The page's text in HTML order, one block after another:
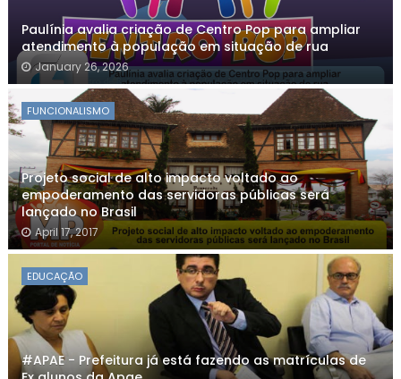
Paulínia avalia criação de Centro Pop para ampliar
atendimento à população em situação de rua
January 26, 2026
FUNCIONALISMO
Projeto social de alto impacto voltado ao
empoderamento das servidoras públicas será
lançado no Brasil
April 17, 2017
EDUCAÇÃO
#APAE - Prefeitura já está fazendo as matrículas de